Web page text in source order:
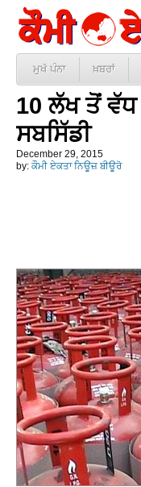
ਮੁਖੱ ਪੰਨਾ ਖ਼ਬਰਾਂ
10 ਲੱਖ ਤੋਂ
ਸਬਸਿੱਡੀ
December 29, 2015
by: ਕੌਮੀ ਏਕਤਾ ਨਿਊਜ਼ ਬੀਊਰੋ